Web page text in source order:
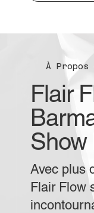
À Propos
Flair
Show
Avec plus
Flair Flow